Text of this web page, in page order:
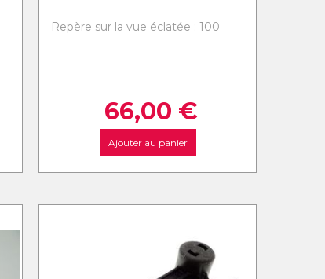
Repère sur la vue éclatée : 100
66,00 €
Ajouter au panier